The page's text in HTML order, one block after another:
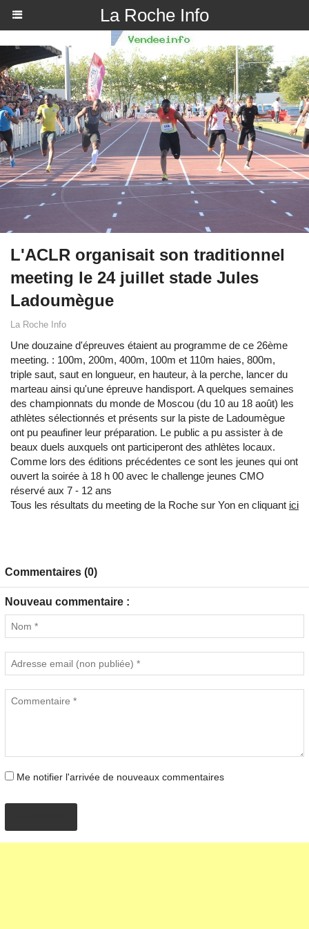
La Roche Info
L'ACLR organisait son traditionnel
meeting le 24 juillet stade Jules
Ladoumègue
La Roche Info
Une douzaine d'épreuves étaient au programme de ce 26ème
meeting. : 100m, 200m, 400m, 100m et 110m haies, 800m,
triple saut, saut en longueur, en hauteur, à la perche, lancer du
marteau ainsi qu'une épreuve handisport. A quelques semaines
des championnats du monde de Moscou (du 10 au 18 août) les
athlètes sélectionnés et présents sur la piste de Ladoumègue
ont pu peaufiner leur préparation. Le public a pu assister à de
beaux duels auxquels ont participeront des athlètes locaux.
Comme lors des éditions précédentes ce sont les jeunes qui ont
ouvert la soirée à 18 h 00 avec le challenge jeunes CMO
réservé aux 7 - 12 ans
Tous les résultats du meeting de la Roche sur Yon en cliquant ici
Commentaires (0)
Nouveau commentaire :
Me notifier l'arrivée de nouveaux commentaires